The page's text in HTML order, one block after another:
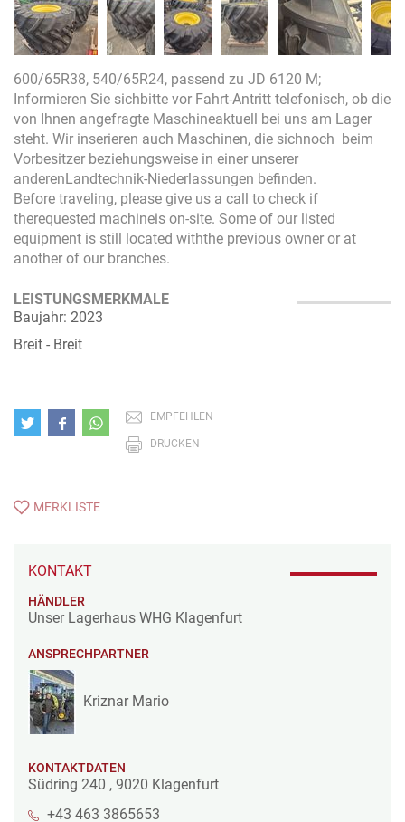
600/65R38, 540/65R24, passend zu JD 6120 M;
Informieren Sie sichbitte vor Fahrt-Antritt telefonisch, ob die
von Ihnen angefragte Maschineaktuell bei uns am Lager
steht. Wir inserieren auch Maschinen, die sichnoch beim
Vorbesitzer beziehungsweise in einer unserer
anderenLandtechnik-Niederlassungen befinden.
Before traveling, please give us a call to check if
therequested machineis on-site. Some of our listed
equipment is still located withthe previous owner or at
another of our branches.
LEISTUNGSMERKMALE
Baujahr: 2023
Breit - Breit
EMPFEHLEN
DRUCKEN
MERKLISTE
KONTAKT
HÄNDLER
Unser Lagerhaus WHG Klagenfurt
ANSPRECHPARTNER
Kriznar Mario
KONTAKTDATEN
Südring 240 , 9020 Klagenfurt
+43 463 3865653